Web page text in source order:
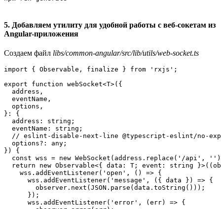
5. Добавляем утилиту для удобной работы с веб-сокетам из
Angular-приложения
Создаем файл libs/common-angular/src/lib/utils/web-socket.ts
import { Observable, finalize } from 'rxjs';
export function webSocket<T>({
  address,
  eventName,
  options,
}: {
  address: string;
  eventName: string;
// eslint-disable-next-line @typescript-eslint/no-
  options?: any;
}) {
const wss = new WebSocket(address.replace('/api',
return new Observable<{ data: T; event: string
    wss.addEventListener('open', () => {
      wss.addEventListener('message', ({ data }) => {
        observer.next(JSON.parse(data.toString()));
      });
      wss.addEventListener('error', (err) => {